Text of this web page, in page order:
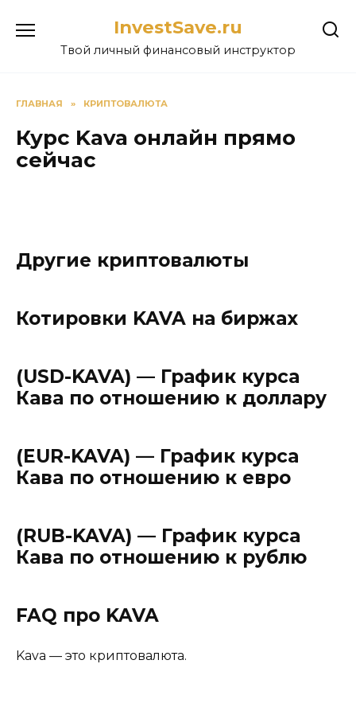
содержанию
InvestSave.ru
Твой личный финансовый инструктор
ГЛАВНАЯ » КРИПТОВАЛЮТА
Курс Kava онлайн прямо
сейчас
Другие криптовалюты
Котировки KAVA на биржах
(USD-KAVA) — График курса
Кава по отношению к доллару
(EUR-KAVA) — График курса
Кава по отношению к евро
(RUB-KAVA) — График курса
Кава по отношению к рублю
FAQ про KAVA
Kava — это криптовалюта.